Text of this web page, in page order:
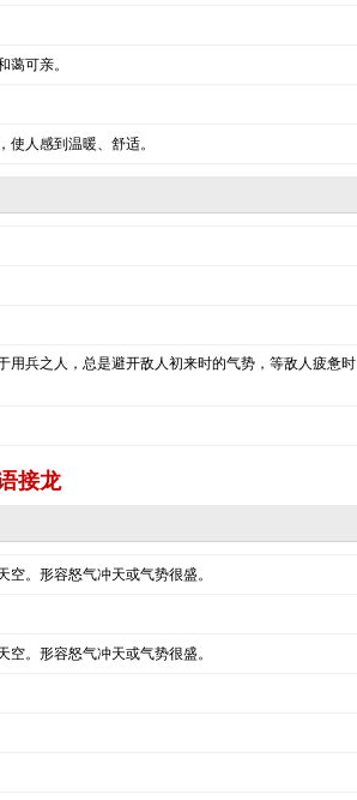
蔼可亲。
人感到温暖、舒适。
用兵之人，总是避开敌人初来时的气势，等敌人疲惫时
接龙
。形容怒气冲天或气势很盛。
。形容怒气冲天或气势很盛。